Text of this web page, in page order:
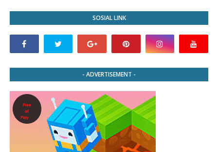
SOSIAL LINK
- ADVERTISEMENT -